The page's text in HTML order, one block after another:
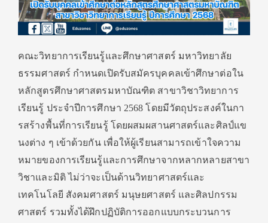
คณะวิทยาการเรียนรู้และศึกษาศาสตร์ มหาวิทยาลัย
ธรรมศาสตร์ กำหนดเปิดรับสมัครบุคคลเข้าศึกษาต่อใน
หลักสูตรศึกษาศาสตรมหาบัณฑิต สาขาวิชาวิทยาการ
เรียนรู้ ประจำปีการศึกษา 2568 โดยมีวัตถุประสงค์ในกา
รสร้างพื้นที่การเรียนรู้ โดยผสมผสานศาสตร์และศิลป์แข
นงต่าง ๆ เข้าด้วยกัน เพื่อให้ผู้เรียนสามารถเข้าใจความ
หมายของการเรียนรู้และการศึกษาจากหลากหลายสาขา
วิชาและมิติ ไม่ว่าจะเป็นด้านวิทยาศาสตร์และ
เทคโนโลยี สังคมศาสตร์ มนุษยศาสตร์ และศิลปกรรม
ศาสตร์ รวมทั้งได้ฝึกปฏิบัติการออกแบบกระบวนการ